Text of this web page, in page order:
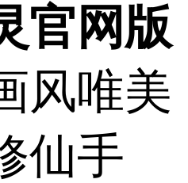
官网版
风唯美
仙手